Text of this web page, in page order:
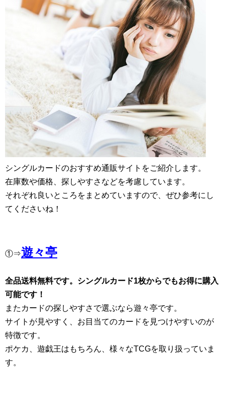
シングルカードのおすすめ通販サイトをご紹介します。
在庫数や価格、探しやすさなどを考慮しています。
それぞれ良いところをまとめていますので、ぜひ参考にし
てくださいね！
①⇒遊々亭
全品送料無料です。シングルカード1枚からでもお得に購入
可能です！
またカードの探しやすさで選ぶなら遊々亭です。
サイトが見やすく、お目当てのカードを見つけやすいのが
特徴です。
ポケカ、遊戯王はもちろん、様々なTCGを取り扱っていま
す。